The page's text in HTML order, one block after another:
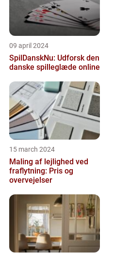
09 april 2024
SpilDanskNu: Udforsk den
danske spilleglæde online
15 march 2024
Maling af lejlighed ved
fraflytning: Pris og
overvejelser